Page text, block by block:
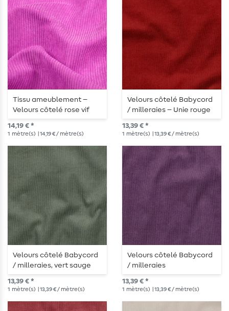
Tissu ameublement –
Velours côtelé rose vif
14,19 € *
1 mètre(s) | 14,19 € / mètre(s)
Velours côtelé Babycord
/ milleraies – Unie rouge
foncé Bordeaux
13,39 € *
1 mètre(s) | 13,39 € / mètre(s)
Velours côtelé Babycord
/ milleraies, vert sauge
13,39 € *
1 mètre(s) | 13,39 € / mètre(s)
Velours côtelé Babycord
/ milleraies
13,39 € *
1 mètre(s) | 13,39 € / mètre(s)